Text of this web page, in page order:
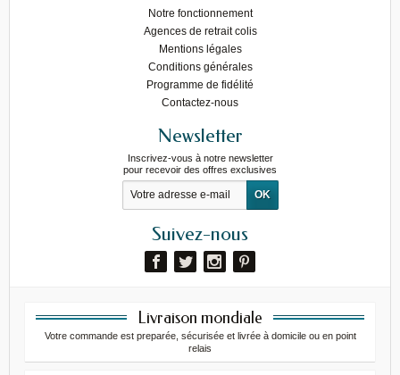
Notre fonctionnement
Agences de retrait colis
Mentions légales
Conditions générales
Programme de fidélité
Contactez-nous
Newsletter
Inscrivez-vous à notre newsletter
pour recevoir des offres exclusives
Suivez-nous
Livraison mondiale
Votre commande est preparée, sécurisée et livrée à domicile ou en point
relais